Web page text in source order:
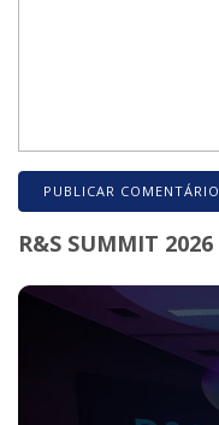
R&S SUMMIT 2026